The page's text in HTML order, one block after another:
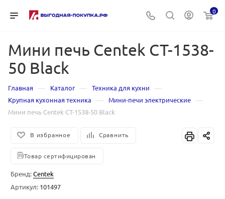
0
Мини печь Centek CT-1538-
50 Black
Главная — Каталог — Техника для кухни —
Крупная кухонная техника — Мини-печи электрические —
Мини печь Centek CT-1538-50 Black
В избранное Сравнить
Товар сертифицирован
Бренд:Centek
Артикул: 101497